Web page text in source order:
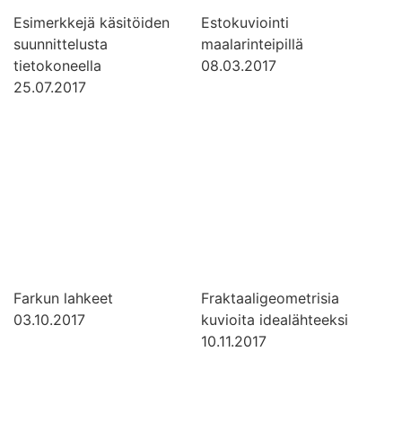
Esimerkkejä käsitöiden
suunnittelusta
tietokoneella
25.07.2017
Estokuviointi
maalarinteipillä
08.03.2017
Farkun lahkeet
03.10.2017
Fraktaaligeometrisia
kuvioita idealähteeksi
10.11.2017